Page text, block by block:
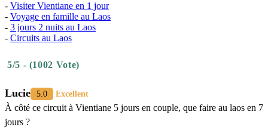
- Visiter Vientiane en 1 jour
- Voyage en famille au Laos
- 3 jours 2 nuits au Laos
- Circuits au Laos
5/5 - (1002 Vote)
Lucie 5.0 Excellent
À côté ce circuit à Vientiane 5 jours en couple, que faire au laos en 7
jours ?